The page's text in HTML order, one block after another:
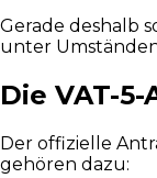
Gerade deshalb
unter
Die VAT-
Der offizielle
gehören dazu: